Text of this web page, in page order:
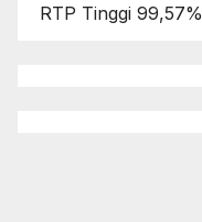
RTP Tinggi 99,57%